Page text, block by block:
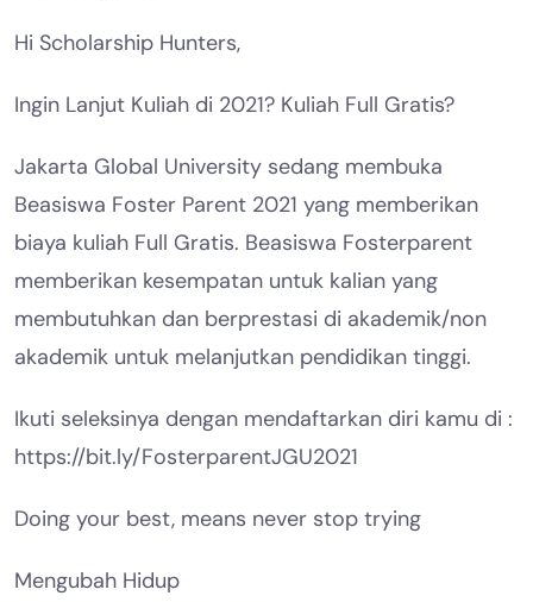
Hi Scholarship Hunters,
Ingin Lanjut Kuliah di 2021? Kuliah Full Gratis?
Jakarta Global University sedang membuka
Beasiswa Foster Parent 2021 yang memberikan
biaya kuliah Full Gratis. Beasiswa Fosterparent
memberikan kesempatan untuk kalian yang
membutuhkan dan berprestasi di akademik/non
akademik untuk melanjutkan pendidikan tinggi.
Ikuti seleksinya dengan mendaftarkan diri kamu di :
https://bit.ly/FosterparentJGU2021
Doing your best, means never stop trying
Mengubah Hidup